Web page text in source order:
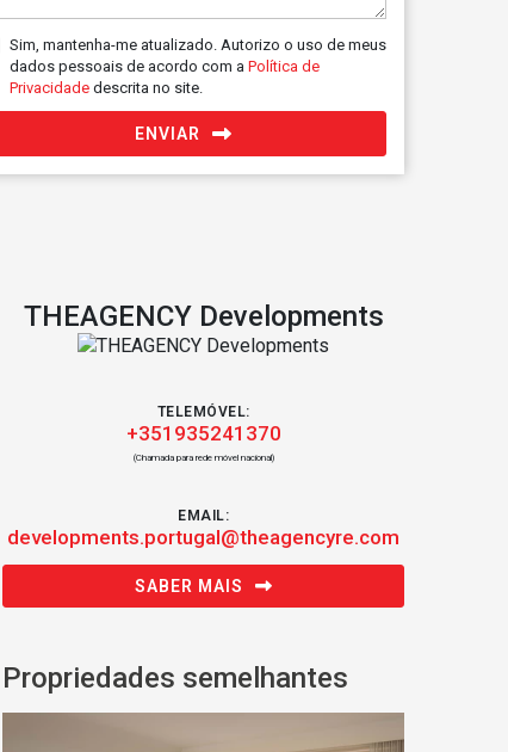
Sim, mantenha-me atualizado. Autorizo o uso de meus
dados pessoais de acordo com a Política de
Privacidade descrita no site.
ENVIAR
THEAGENCY Developments
TELEMÓVEL:
+351935241370
(Chamada para rede móvel nacional)
EMAIL:
developments.portugal@theagencyre.com
SABER MAIS
Propriedades semelhantes